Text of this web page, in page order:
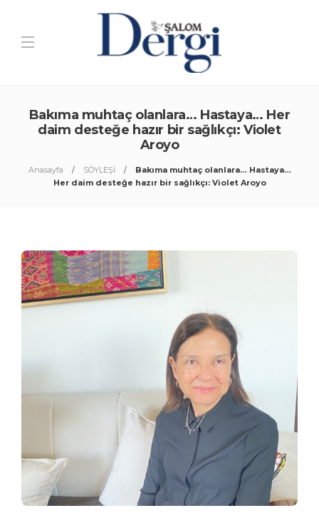
Bakıma muhtaç olanlara… Hastaya… Her
daim desteğe hazır bir sağlıkçı: Violet
Aroyo
Anasayfa SÖYLEŞİ
Bakıma muhtaç olanlara… Hastaya…
Her daim desteğe hazır bir sağlıkçı: Violet Aroyo